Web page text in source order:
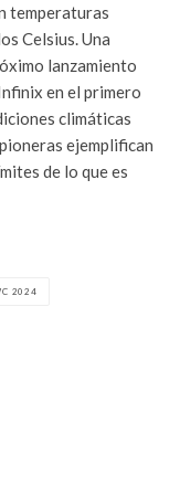
temperaturas
Celsius. Una
lanzamiento
en el primero
climáticas
ejemplifican
de lo que es
2024